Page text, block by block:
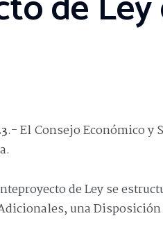
.- El Consejo Económico y
de Ley se
una